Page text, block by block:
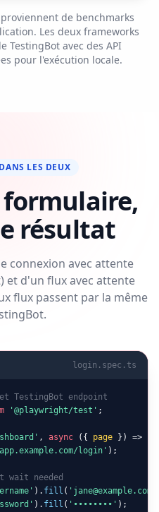
de benchmarks
Les deux frameworks
TestingBot avec des API
pour l'exécution locale.
LES DEUX
résultat
connexion avec attente
et d'un flux avec attente
flux passent par la même
login.spec.ts
TestingBot endpoint
'@playwright/test' ;
, async ({ page }) => {
login' );
needed
). fill ( 'jane@example.com'
). fill ( '••••••••' );